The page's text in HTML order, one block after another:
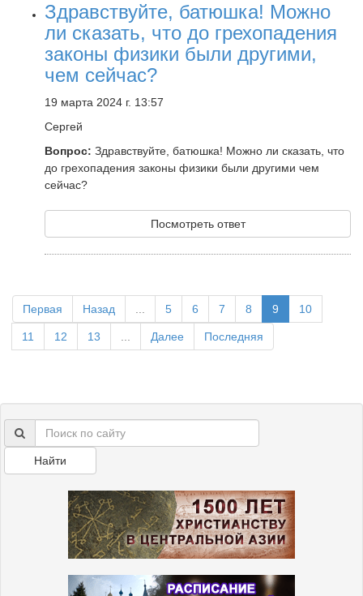
Здравствуйте, батюшка! Можно
ли сказать, что до грехопадения
законы физики были другими,
чем сейчас?
19 марта 2024 г. 13:57
Сергей
Вопрос: Здравствуйте, батюшка! Можно ли сказать, что
до грехопадения законы физики были другими чем
сейчас?
Посмотреть ответ
Первая Назад 5 6 7 8 9 10
11 12 13 Далее Последняя
Найти